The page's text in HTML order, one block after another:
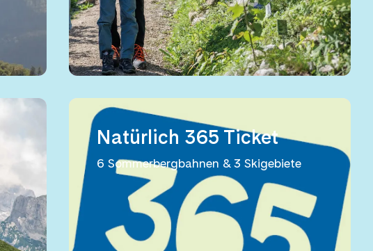
Natürlich 365 Ticket
6 Sommerbergbahnen & 3 Skigebiete